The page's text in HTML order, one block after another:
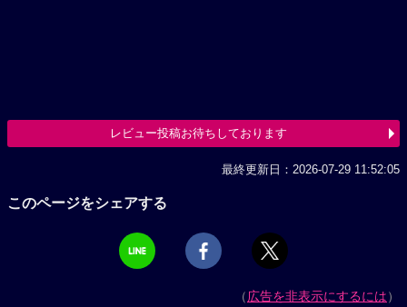
レビュー投稿お待ちしております
最終更新日：2026-07-29 11:52:05
このページをシェアする
（広告を非表示にするには）